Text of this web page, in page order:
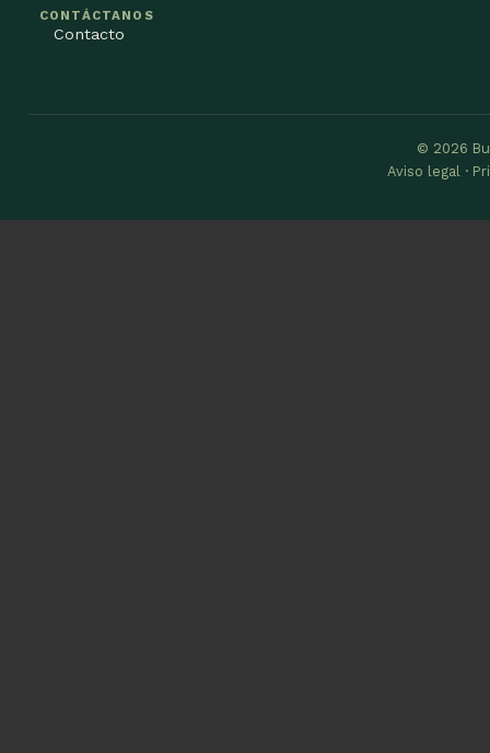
CONTÁCTANOS
Contacto
© 2026
Aviso legal ·